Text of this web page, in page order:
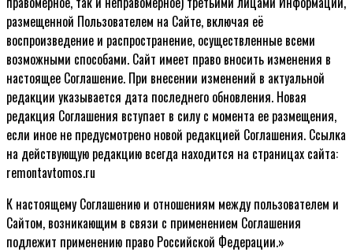
размещенной Пользователем на Сайте, включая её
воспроизведение и распространение, осуществленные всеми
возможными способами. Сайт имеет право вносить изменения в
настоящее Соглашение. При внесении изменений в актуальной
редакции указывается дата последнего обновления. Новая
редакция Соглашения вступает в силу с момента ее размещения,
если иное не предусмотрено новой редакцией Соглашения. Ссылка
на действующую редакцию всегда находится на страницах сайта:
remontavtomos.ru
К настоящему Соглашению и отношениям между пользователем и
Сайтом, возникающим в связи с применением Соглашения
подлежит применению право Российской Федерации.»